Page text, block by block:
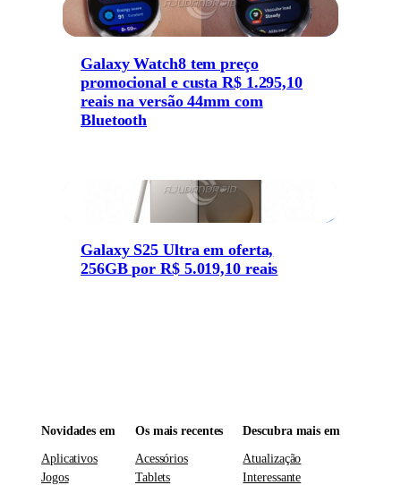
Galaxy Watch8 tem preço
promocional e custa R$ 1.295,10
reais na versão 44mm com
Bluetooth
Galaxy S25 Ultra em oferta,
256GB por R$ 5.019,10 reais
Novidades em
Aplicativos
Jogos
Os mais recentes
Acessórios
Tablets
Descubra mais em
Atualização
Interessante